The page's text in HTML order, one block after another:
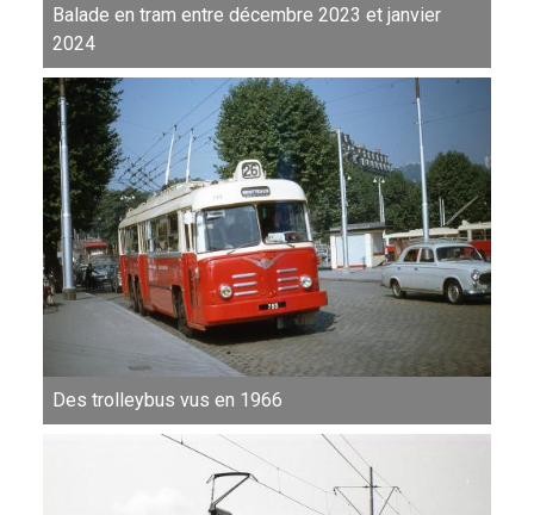
Balade en tram entre décembre 2023 et janvier
2024
Des trolleybus vus en 1966